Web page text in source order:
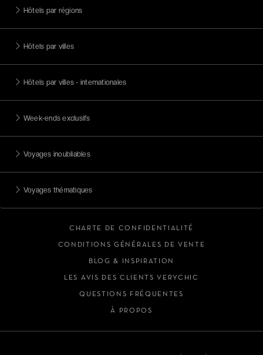
Hôtels par régions
Hôtels par villes
Hôtels par villes - internationales
Week-ends exclusifs
Voyages inoubliables
Voyages thématiques
CHARTE DE CONFIDENTIALITÉ
CONDITIONS GÉNÉRALES DE VENTE
BLOG & INSPIRATION
LES AVIS DES CLIENTS VERYCHIC
QUESTIONS FRÉQUENTES
À PROPOS